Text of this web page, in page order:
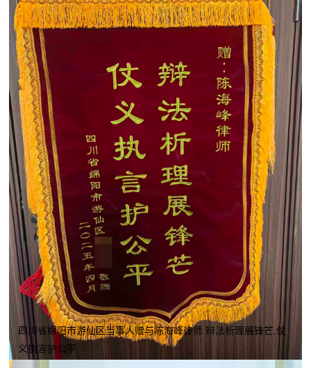
四川省绵阳市游仙区当事人赠与陈海峰律师 辩法析理展锋芒,仗
义执言护公平